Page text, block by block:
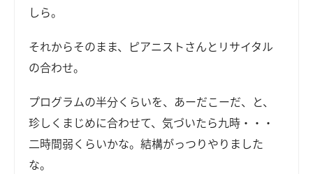
しら。
それからそのまま、ピアニストさんとリサイタル
の合わせ。
プログラムの半分くらいを、あーだこーだ、と、
珍しくまじめに合わせて、気づいたら九時・・・
二時間弱くらいかな。結構がっつりやりました
な。